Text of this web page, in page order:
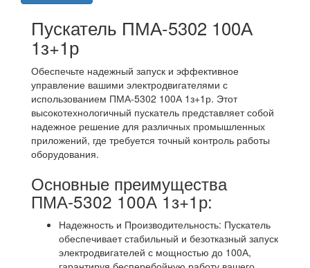
Пускатель ПМА-5302 100А
1з+1р
Обеспечьте надежный запуск и эффективное
управление вашими электродвигателями с
использованием ПМА-5302 100А 1з+1р. Этот
высокотехнологичный пускатель представляет собой
надежное решение для различных промышленных
приложений, где требуется точный контроль работы
оборудования.
Основные преимущества
ПМА-5302 100А 1з+1р:
Надежность и Производительность: Пускатель
обеспечивает стабильный и безотказный запуск
электродвигателей с мощностью до 100А,